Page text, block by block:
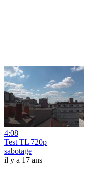
4:08
Test TL 720p
sabotage
il y a 17 ans